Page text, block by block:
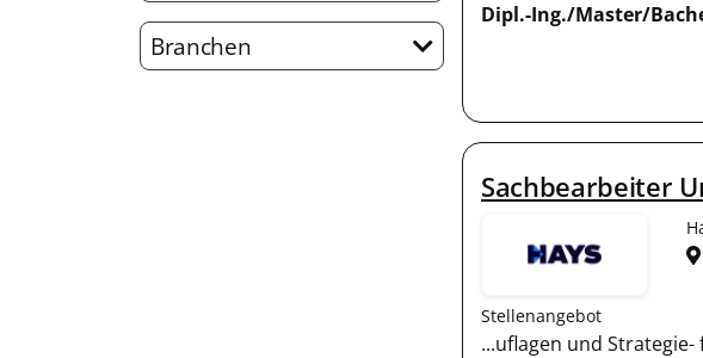
Branchen
Dipl.-Ing./Master/
Sachbearbeiter
Stellenangebot
...uflagen und